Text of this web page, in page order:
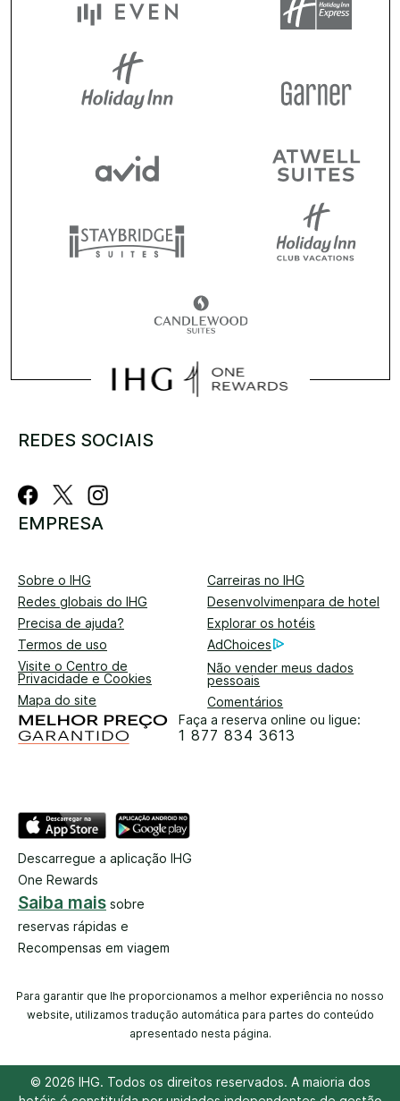
REDES SOCIAIS
EMPRESA
Sobre o IHG
Carreiras no IHG
Redes globais do IHG
Desenvolvimenpara de hotel
Precisa de ajuda?
Explorar os hotéis
Termos de uso
AdChoices
Visite o Centro de
Privacidade e Cookies
Não vender meus dados
pessoais
Mapa do site
Comentários
Faça a reserva online ou ligue:
1 877 834 3613
Descarregue a aplicação IHG
One Rewards
Saiba mais sobre
reservas rápidas e
Recompensas em viagem
Para garantir que lhe proporcionamos a melhor experiência no nosso
website, utilizamos tradução automática para partes do conteúdo
apresentado nesta página.
© 2026 IHG. Todos os direitos reservados. A maioria dos